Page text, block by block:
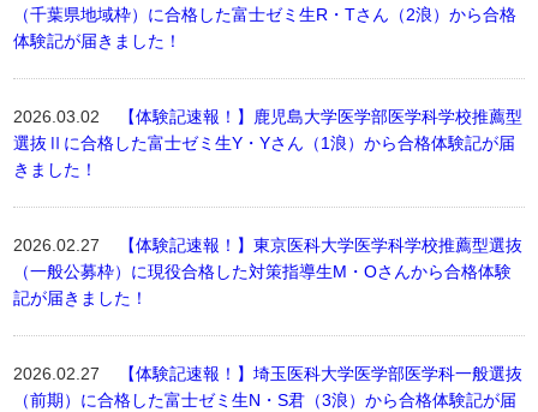
（千葉県地域枠）に合格した富士ゼミ生R・Tさん（2浪）から合格
体験記が届きました！
2026.03.02
【体験記速報！】鹿児島大学医学部医学科学校推薦型
選抜Ⅱに合格した富士ゼミ生Y・Yさん（1浪）から合格体験記が届
きました！
2026.02.27
【体験記速報！】東京医科大学医学科学校推薦型選抜
（一般公募枠）に現役合格した対策指導生M・Oさんから合格体験
記が届きました！
2026.02.27
【体験記速報！】埼玉医科大学医学部医学科一般選抜
（前期）に合格した富士ゼミ生N・S君（3浪）から合格体験記が届